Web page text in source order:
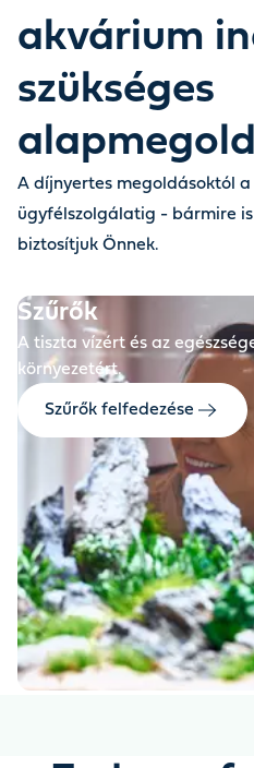
akvárium
szükséges
A díjnyertes megoldásoktól a
ügyfélszolgálatig - bármire is
biztosítjuk Önnek.
Szűrők
A tiszta vízért és az
környezetért.
Szűrők felfedezése